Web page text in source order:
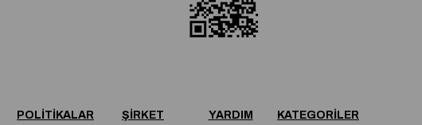
POLİTİKALAR ŞİRKET YARDIM KATEGORİLER